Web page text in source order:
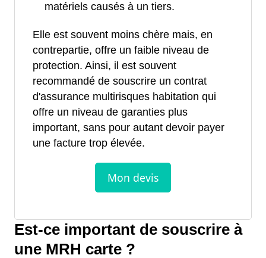
matériels causés à un tiers.
Elle est souvent moins chère mais, en
contrepartie, offre un faible niveau de
protection. Ainsi, il est souvent
recommandé de souscrire un contrat
d'assurance multirisques habitation qui
offre un niveau de garanties plus
important, sans pour autant devoir payer
une facture trop élevée.
Est-ce important de souscrire à
une MRH carte ?